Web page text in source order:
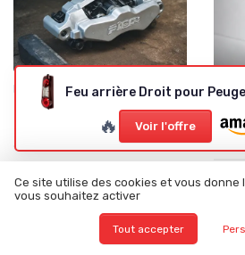
Pièces par Type (Freins, Moteur, etc.) •
09/10/2025
Tout savoir sur l'étrier de
de
🔥 Voir l'offre
Ce site utilise des cookies et vous donne
vous souhaitez activer
Tout accepter